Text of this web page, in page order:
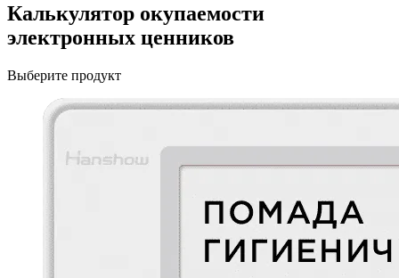
Калькулятор окупаемости
электронных ценников
Выберите продукт